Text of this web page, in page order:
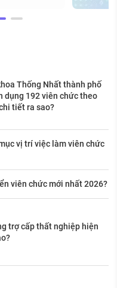
Thống Nhất thành phố
dụng 192 viên chức theo
tiết ra sao?
vị trí việc làm viên chức
viên chức mới nhất 2026?
trợ cấp thất nghiệp hiện